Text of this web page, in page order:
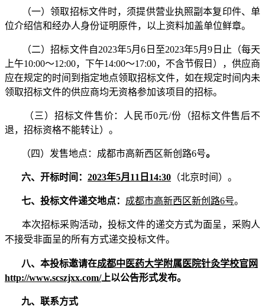
（一）领取招标文件时，须提供营业执照副本复印件、单
位介绍信和经办人身份证明原件，以上资料加盖单位鲜章。
（二）招标文件自2023年5月6 日至2023年5月9 日止 （每天
上午10:00～12:00，下午14:00～17:00，不含节假日），供应商
应在规定的时间 到指定地点领取招标文件，如在规定时间内未
领取招标文件的供应商均无资格参加该项目的招标。
（三）招标文件售价：人民币0元/份（招标文件售后不
退，招标资格不能转让）。
（四）发售地点：成都市高新西区新创路6号。
六、 开标时间： 2023年5月 11 日 14:30 （北京时间）。
七、投标文件递交地点： 成都市高新西区新创路6号。
本次招标采购活动，投标文件的递交方式为面呈，采购人
不接受非面呈的所有方式递交投标文件。
八、本投标邀请在成都中医药大学附属医院针灸学校官网
http://www.scszjxx.com/上以公告形式发布。
九、联系方式